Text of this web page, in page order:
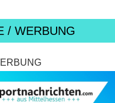
/ WERBUNG